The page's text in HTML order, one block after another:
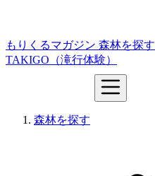
もりくるマガジン 森林を探す
TAKIGO（滝行体験）
森林を探す